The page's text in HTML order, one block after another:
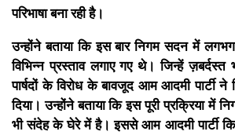
परिभाषा बना रही है।
उन्होंने बताया कि इस बार निगम सदन में
विभिन्न प्रस्ताव लगाए गए थे। जिन्हें ज़बर्दस्त
पार्षदों के विरोध के बावजूद आम आदमी पार्टी
दिया। उन्होंने बताया कि इस पूरी प्रक्रिया में
भी संदेह के घेरे में है। इससे आम आदमी पार्टी कि